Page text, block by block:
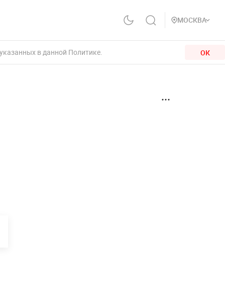
МОСКВА
в данной Политике. ОК